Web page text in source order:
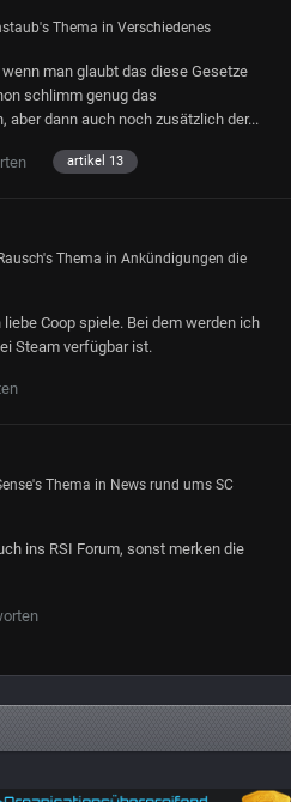
's Thema in Verschiedenes
man glaubt das diese Gesetze
schlimm genug das
aber dann auch noch zusätzlich der...
artikel 13
's Thema in Ankündigungen die
Coop spiele. Bei dem werden ich
Steam verfügbar ist.
's Thema in News rund ums SC
ins RSI Forum, sonst merken die